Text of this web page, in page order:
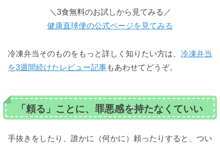
＼3食無料のお試しから見てみる／
健康直球便の公式ページを見てみる
冷凍弁当そのものをもっと詳しく知りたい方は、 冷凍弁当
を3週間続けたレビュー記事もあわせてどうぞ。
「頼る」ことに、罪悪感を持たなくていい
手抜きをしたり、誰かに（何かに）頼ったりすると、つい